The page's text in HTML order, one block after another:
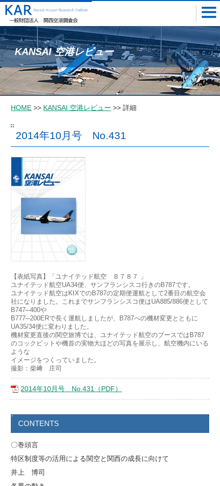
KANSAI 空港レビュー
HOME >> KANSAI 空港レビュー >> 詳細
2014年10月号 No.431
【表紙写真】「ユナイテッド航空 Ｂ７８７ 」
ユナイテッド航空UA34便、サンフランシスコ行きのB787です。
ユナイテッド航空はKIXでのB787の定期便運航として2番目の航空会
社になりました。これまでサンフランシスコ便はUA885/886便として
B747─400や
B777─200ERで長く運航しましたが、B787への機材変更とともに
UA35/34便に変わりました。
機材変更直後の関空旅博では、ユナイテッド航空のブースではB787
のコックピットや機首の実物大ほどの写真を展示し、航空機内にいる
ような
イメージをつくっていました。
撮影：柴﨑 庄司
2014年10月号 No.431（PDF）
CONTENTS
〇巻頭言
特区制度等の活用による関空と関西の成長に向けて
井上 博司